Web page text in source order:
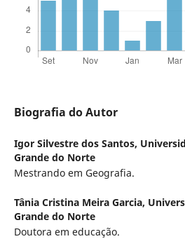
Biografia do Autor
Igor Silvestre dos Santos,
Grande do Norte
Mestrando em Geografia.
Tânia Cristina Meira Garcia,
Grande do Norte
Doutora em educação.